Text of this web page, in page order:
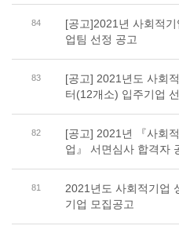
84
[공고]2021년 사회적
업팀 선정 공고
83
[공고] 2021년도 사회
터(12개소) 입주기업
82
[공고] 2021년 『사회
업』 서면심사 합격자
81
2021년도 사회적기업
기업 모집공고